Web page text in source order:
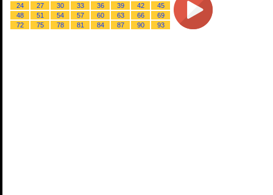
24
27 30 33 36 39 42
45
48
51 54 57 60 63 66
69
72
75 78 81 84 87 90 93